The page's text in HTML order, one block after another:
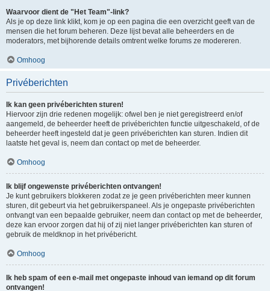
Waarvoor dient de "Het Team"-link?
Als je op deze link klikt, kom je op een pagina die een overzicht geeft van de
mensen die het forum beheren. Deze lijst bevat alle beheerders en de
moderators, met bijhorende details omtrent welke forums ze modereren.
Omhoog
Privéberichten
Ik kan geen privéberichten sturen!
Hiervoor zijn drie redenen mogelijk: ofwel ben je niet geregistreerd en/of
aangemeld, de beheerder heeft de privéberichten functie uitgeschakeld, of de
beheerder heeft ingesteld dat je geen privéberichten kan sturen. Indien dit
laatste het geval is, neem dan contact op met de beheerder.
Omhoog
Ik blijf ongewenste privéberichten ontvangen!
Je kunt gebruikers blokkeren zodat ze je geen privéberichten meer kunnen
sturen, dit gebeurt via het gebruikerspaneel. Als je ongepaste privéberichten
ontvangt van een bepaalde gebruiker, neem dan contact op met de beheerder,
deze kan ervoor zorgen dat hij of zij niet langer privéberichten kan sturen of
gebruik de meldknop in het privébericht.
Omhoog
Ik heb spam of een e-mail met ongepaste inhoud van iemand op dit forum
ontvangen!